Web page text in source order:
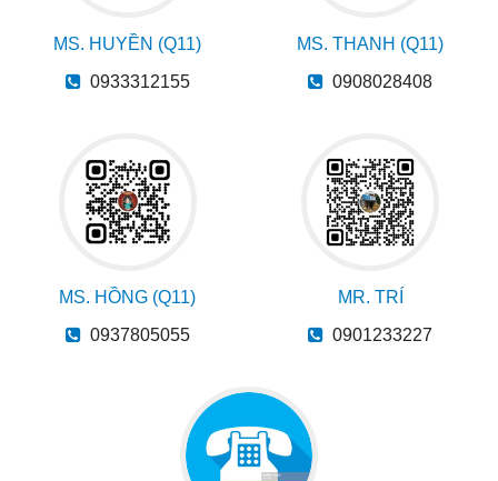
MS. HUYỀN (Q11)
0933312155
MS. THANH (Q11)
0908028408
MS. HỒNG (Q11)
0937805055
MR. TRÍ
0901233227